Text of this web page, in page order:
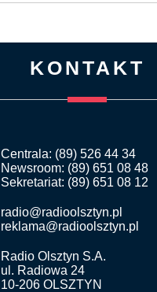
KONTAKT
Centrala: (89) 526 44 34
Newsroom: (89) 651 08 48
Sekretariat: (89) 651 08 12
radio@radioolsztyn.pl
reklama@radioolsztyn.pl
Radio Olsztyn S.A.
ul. Radiowa 24
10-206 OLSZTYN